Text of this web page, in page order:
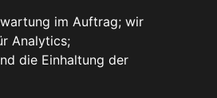
im Auftrag; wir
Analytics;
die Einhaltung der